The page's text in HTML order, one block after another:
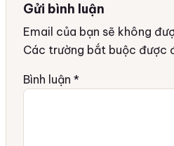
Gửi bình luận
Email của bạn sẽ không
Các trường bắt buộc được
Bình luận *